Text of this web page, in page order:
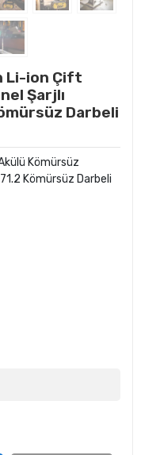
Li-ion Çift
Şarjlı
Darbeli
Kömürsüz
Kömürsüz Darbeli